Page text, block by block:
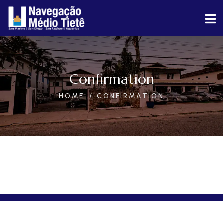
Confirmation
HOME CONFIRMATION